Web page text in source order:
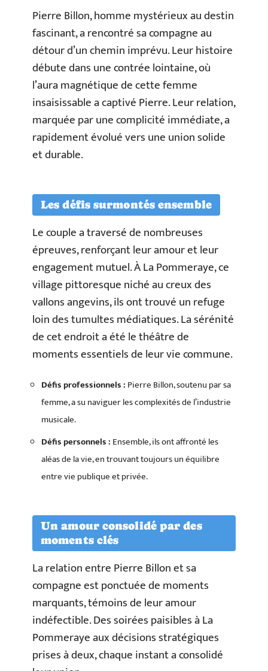
Pierre Billon, homme mystérieux au destin
fascinant, a rencontré sa compagne au
détour d’un chemin imprévu. Leur histoire
débute dans une contrée lointaine, où
l’aura magnétique de cette femme
insaisissable a captivé Pierre. Leur relation,
marquée par une complicité immédiate, a
rapidement évolué vers une union solide
et durable.
Les défis surmontés ensemble
Le couple a traversé de nombreuses
épreuves, renforçant leur amour et leur
engagement mutuel. À La Pommeraye, ce
village pittoresque niché au creux des
vallons angevins, ils ont trouvé un refuge
loin des tumultes médiatiques. La sérénité
de cet endroit a été le théâtre de
moments essentiels de leur vie commune.
Défis professionnels : Pierre Billon, soutenu par sa
femme, a su naviguer les complexités de l’industrie
musicale.
Défis personnels : Ensemble, ils ont affronté les
aléas de la vie, en trouvant toujours un équilibre
entre vie publique et privée.
Un amour consolidé par des
moments clés
La relation entre Pierre Billon et sa
compagne est ponctuée de moments
marquants, témoins de leur amour
indéfectible. Des soirées paisibles à La
Pommeraye aux décisions stratégiques
prises à deux, chaque instant a consolidé